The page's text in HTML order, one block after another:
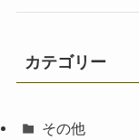
カテゴリー
その他